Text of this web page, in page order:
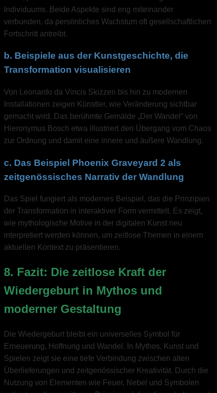
Individuums. Beide Aspekte sind eng miteinander
verbunden, da persönliches Wachstum oft gesellschaftlichen
Fortschritt antreibt.
b. Beispiele aus der Kunstgeschichte, die
Transformation visualisieren
Von Leonardo da Vincis Skizzen bis hin zu modernen
Installationen zeigen Künstler, wie Veränderung sichtbar
gemacht wird. Das berühmte Gemälde „Der Wandel“ von
Hieronymus Bosch etwa illustriert den Übergang vom Chaos
zur Ordnung und damit eine innere und äußere Wandlung.
c. Das Beispiel Phoenix Graveyard 2 als
zeitgenössisches Narrativ der Wandlung
Das Spiel fungiert als modernes Beispiel, das die Prinzipien
der Transformation in interaktiver Form vermittelt. Es zeigt,
wie mythologische Motive in der digitalen Kunst neu
interpretiert werden können, um zeitlose Themen in einem
aktuellen Kontext zu präsentieren.
8. Fazit: Die zeitlose Kraft der
Wiedergeburt in Mythos und
moderner Gestaltung
Die Wiedergeburt bleibt ein universelles Symbol für
Erneuerung, Hoffnung und Wandel. In Mythos, Kunst und
Spielen zeigt sie eine tiefe Verbindung zwischen alten
Überlieferungen und zeitgenössischer Kreativität. Durch die
Nutzung von Elementen wie Feuer, Nebel und Symbolen